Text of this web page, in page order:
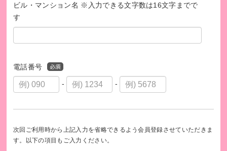
ビル・マンション名 ※入力できる文字数は16文字までで
す
電話番号
- -
次回ご利用時から上記入力を省略できるよう会員登録させていただきま
す。以下の項目もご入力ください。